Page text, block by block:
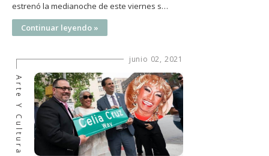
estrenó la medianoche de este viernes s…
Continuar leyendo »
junio 02, 2021
Arte Y Cultura